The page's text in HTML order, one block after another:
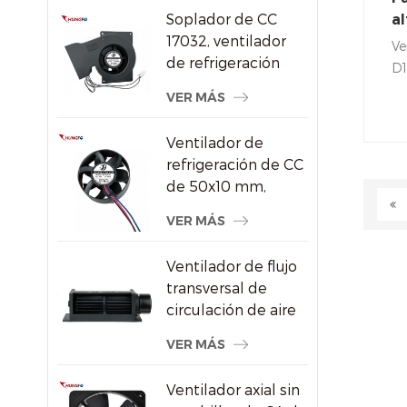
Soplador de CC
17032, ventilador
de refrigeración
con alta presión
VER MÁS
Ventilador de
refrigeración de CC
de 50x10 mm,
escobillas de alta
RPM para
pequeños
dispositivos
electrónicos
VER MÁS
Ventilador de flujo
transversal de
circulación de aire
ahorro de energía
VER MÁS
Ventilador axial sin